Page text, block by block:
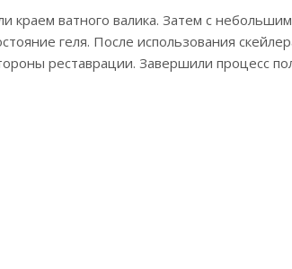
краем ватного валика. Затем с
геля. После использования
реставрации. Завершили процесс